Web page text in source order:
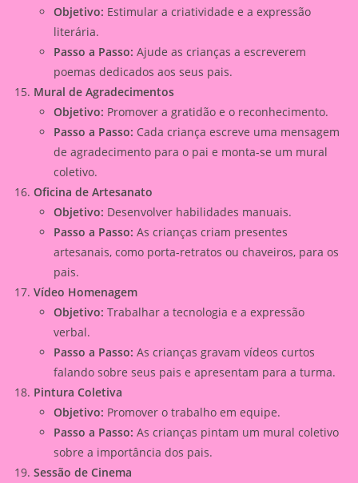
Objetivo: Estimular a criatividade e a expressão
literária.
Passo a Passo: Ajude as crianças a escreverem
poemas dedicados aos seus pais.
Mural de Agradecimentos
Objetivo: Promover a gratidão e o reconhecimento.
Passo a Passo: Cada criança escreve uma mensagem
de agradecimento para o pai e monta-se um mural
coletivo.
Oficina de Artesanato
Objetivo: Desenvolver habilidades manuais.
Passo a Passo: As crianças criam presentes
artesanais, como porta-retratos ou chaveiros, para os
pais.
Vídeo Homenagem
Objetivo: Trabalhar a tecnologia e a expressão
verbal.
Passo a Passo: As crianças gravam vídeos curtos
falando sobre seus pais e apresentam para a turma.
Pintura Coletiva
Objetivo: Promover o trabalho em equipe.
Passo a Passo: As crianças pintam um mural coletivo
sobre a importância dos pais.
Sessão de Cinema